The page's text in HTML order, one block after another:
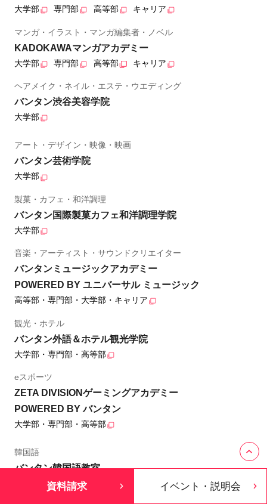
大学部 専門部 高等部 キャリア
マンガ・イラスト・マンガ編集者・ノベル
KADOKAWAマンガアカデミー
大学部 専門部 高等部 キャリア
ヘアメイク・ネイル・エステ・ウエディング
バンタン渋谷美容学院
大学部
アート・デザイン・映像・映画
バンタン芸術学院
大学部
製菓・カフェ・和洋調理
バンタン国際製菓カフェ和洋調理学院
大学部
音楽・アーティスト・サウンドクリエイター
バンタンミュージックアカデミー
POWERED BY ユニバーサル ミュージック
高等部・専門部・大学部・キャリア
観光・ホテル
バンタン外語＆ホテル観光学院
大学部・専門部・高等部
eスポーツ
ZETA DIVISIONゲーミングアカデミー
POWERED BY バンタン
大学部・専門部・高等部
韓国語
バンタン韓国語教室
キャリア資料請求 イベント・説明会